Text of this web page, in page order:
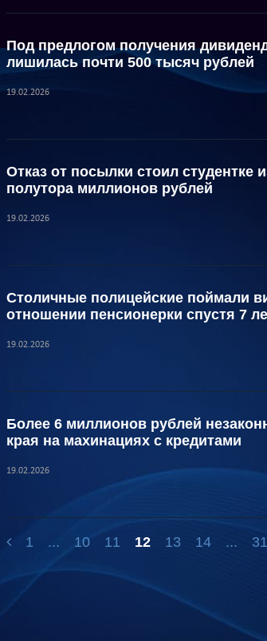
Под предлогом получения
лишилась почти 500 тысяч рублей
19.02.2026
Отказ от посылки стоил студентке
полутора миллионов рублей
19.02.2026
Столичные полицейские поймали
отношении пенсионерки спустя 7
19.02.2026
Более 6 миллионов рублей
края на махинациях с кредитами
19.02.2026
1 ... 10 11 12 13 14 ... 31